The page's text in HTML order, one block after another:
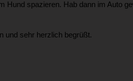
Hund spazieren. Hab dann im Auto
und sehr herzlich begrüßt.